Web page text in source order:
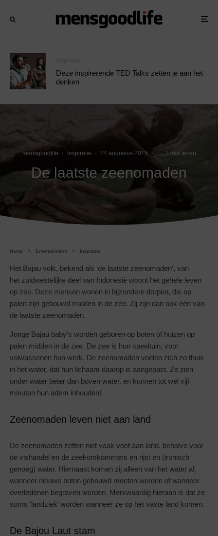
Deze inspirerende TED Talks zetten je aan het
denken
mensgoodlife · Inspiratie · 24 augustus 2015 · · 1 min lezen
De laatste zeenomaden
Home Entertainment Inspiratie
Het Bajau volk, bekend als ‘de laatste zeenomaden’, van
het zuidwestelijke deel van Indonesië woont het gehele leven
op zee. Deze mensen wonen in bijzondere dorpen, die op
palen zijn gebouwd midden in de zee. Zij zijn dan ook één van
de laatste zeenomaden.
Jonge Bajau baby’s worden geboren op boten of huizen op
palen midden in de zee. De zee is hun speeltuin, voor
volwassenen hun werk. De zeenomaden voelen zich zo thuis
in het water, dat hun lichaam daarop is aangepast. Ze zien
onder water beter dan boven water, en kunnen tot wel vijf
minuten hun adem inhouden!
Zeenomaden leven niet aan land
De zeenomaden zetten niet vaak voet aan land, behalve voor
de vishandel en de zeekomkommers en rijst en (ironisch
genoeg) water. Hiernaast komen zij alleen van het water af,
wanneer nieuwe boten gebouwd moeten worden of wanneer
overledenen begraven worden. Merkwaardig hieraan is dat ze
soms ‘landziek’ worden wanneer ze op het vaste land komen.
De Bajou Laut stam